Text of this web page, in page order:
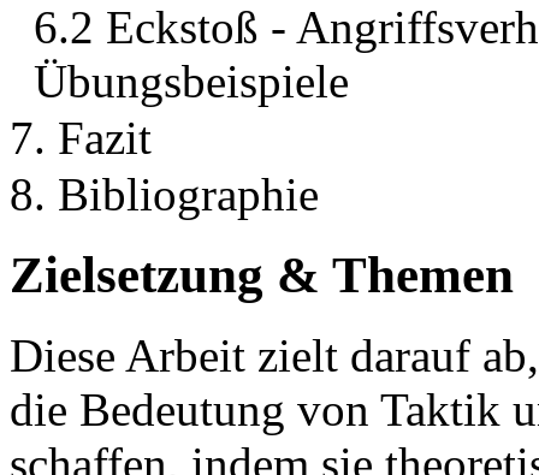
6.2 Eckstoß -
Übungsbeispiele
7. Fazit
8. Bibliographie
Zielsetzung & Themen
Diese Arbeit zielt darauf
die Bedeutung von Taktik
schaffen, indem sie